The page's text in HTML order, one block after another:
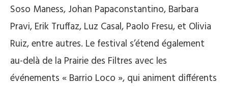
Soso Maness, Johan Papaconstantino, Barbara
Pravi, Erik Truffaz, Luz Casal, Paolo Fresu, et Olivia
Ruiz, entre autres​. Le festival s’étend également
au-delà de la Prairie des Filtres avec les
événements « Barrio Loco », qui animent différents